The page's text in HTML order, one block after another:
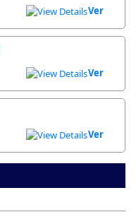
Ver
Ver
Ver